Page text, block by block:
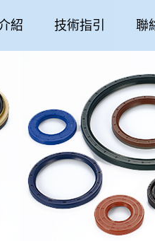
紹 技術指引 聯